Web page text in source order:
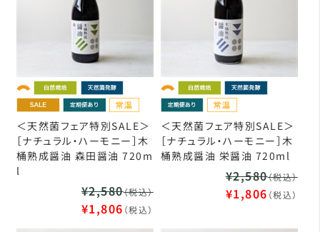
＜天然菌フェア特別SALE＞
［ナチュラル・ハーモニー］木
桶熟成醤油 森田醤油 720m
l
¥2,580（税込）
¥1,806 （税込）
＜天然菌フェア特別SALE＞
［ナチュラル・ハーモニー］木
桶熟成醤油 栄醤油 720ml
¥2,580（税込）
¥1,806 （税込）